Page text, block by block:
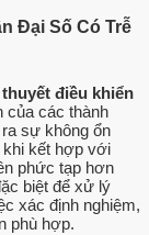
Đại Số Có Trễ
điều khiển
của các thành
sự không ổn
khi kết hợp với
phức tạp hơn
biệt để xử lý
xác định nghiệm,
phù hợp.